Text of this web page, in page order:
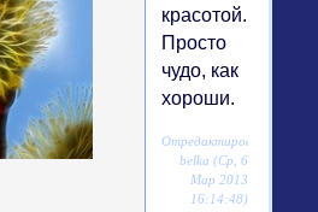
красотой.
Просто
чудо, как
хороши.
Отредактировано
belka (Ср, 6
Мар 2013
16:14:48)